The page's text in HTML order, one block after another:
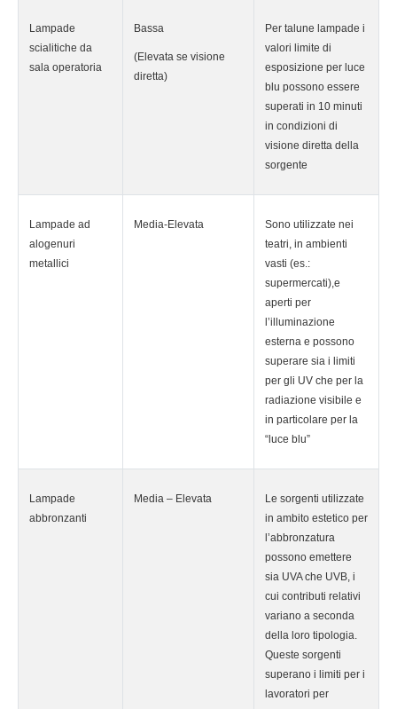
Lampade
scialitiche da
sala operatoria
Bassa
(Elevata se visione
diretta)
Per talune lampade i
valori limite di
esposizione per luce
blu possono essere
superati in 10 minuti
in condizioni di
visione diretta della
sorgente
Lampade ad
alogenuri
metallici
Media-Elevata
Sono utilizzate nei
teatri, in ambienti
vasti (es.:
supermercati),e
aperti per
l’illuminazione
esterna e possono
superare sia i limiti
per gli UV che per la
radiazione visibile e
in particolare per la
“luce blu”
Lampade
abbronzanti
Media – Elevata
Le sorgenti utilizzate
in ambito estetico per
l’abbronzatura
possono emettere
sia UVA che UVB, i
cui contributi relativi
variano a seconda
della loro tipologia.
Queste sorgenti
superano i limiti per i
lavoratori per